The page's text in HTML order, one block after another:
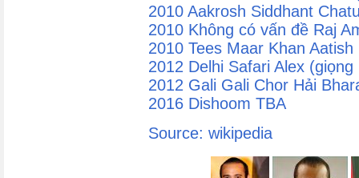
2010 Aakrosh Siddhant
2010 Không có vấn đề Raj
2010 Tees Maar Khan Aatish
2012 Delhi Safari Alex
2012 Gali Gali Chor Hải
2016 Dishoom TBA
Source: wikipedia